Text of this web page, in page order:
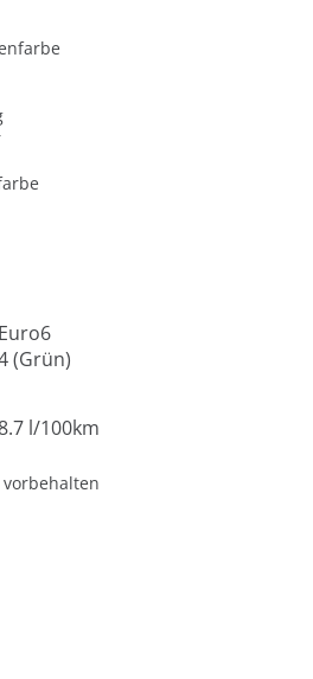
Euro6
(Grün)
l/100km